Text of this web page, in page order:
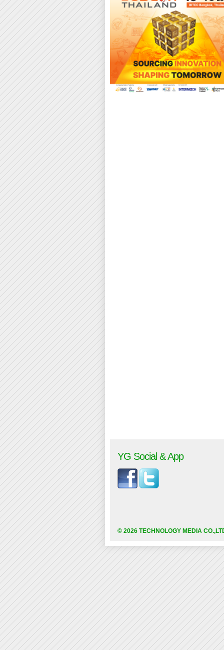
YG Social & App
© 2026 TECHNOLOGY MEDIA